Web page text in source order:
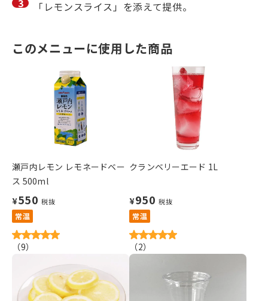
「レモンスライス」を添えて提供。
このメニューに使用した商品
瀬戸内レモン レモネードベー
ス 500ml
¥550 税抜
常温
（9）
クランベリーエード 1L
¥950 税抜
常温
（2）